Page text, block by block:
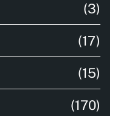
(3)
(17)
(15)
(170)